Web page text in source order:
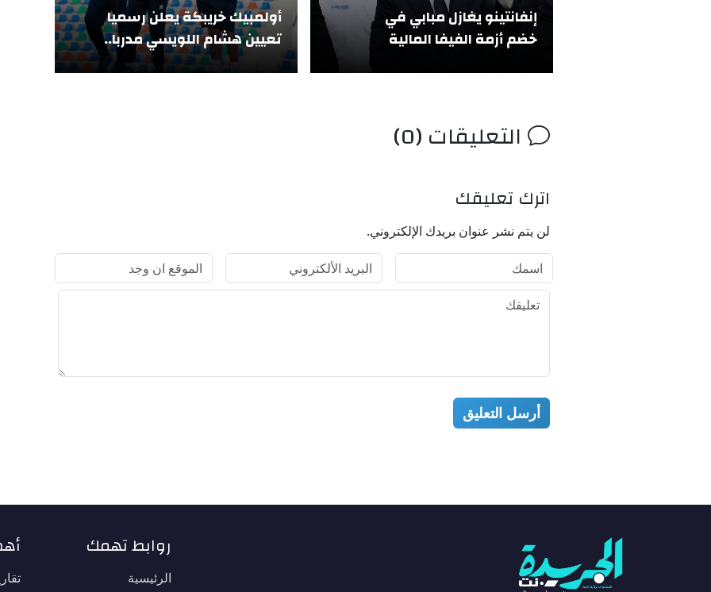
إنفانتينو يغازل مبابي في
خضم أزمة الفيفا المالية
أولمبيك خريبكة يعلن رسميا
تعيين هشام اللويسي مدربا..
التعليقات (0)
اترك تعليقك
لن يتم نشر عنوان بريدك الإلكتروني.
أرسل التعليق
روابط تهمك
الرئيسية